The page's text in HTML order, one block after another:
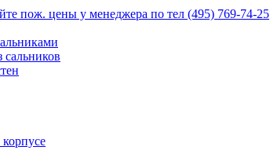
пож. цены у менеджера по тел (495) 769-74-25